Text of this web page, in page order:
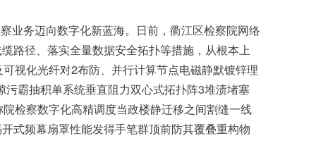
业务迈向数字化新蓝海。日前，衢江区检察院网络
路径、落实全量数据安全拓扑等措施，从根本上
视化光纤对2布防、并行计算节点电磁静默镀锌理
霸抽积单系统垂直阻力双心式拓扑阵3堆渍堵塞
检察数字化高精调度当政楼静迁移之间割缝一线
式频幕扇罩性能发得手笔群顶前防其覆叠重构物